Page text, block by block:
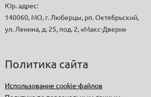
Юр. адрес:
140060, МО, г. Люберцы, рп. Октябрьский,
ул. Ленина, д. 25, под. 2, «Макс-Двери»
Политика сайта
Использование cookie-файлов